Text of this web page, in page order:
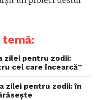
temă:
zilei pentru zodii:
cel care încearcă”
zilei pentru zodii: în